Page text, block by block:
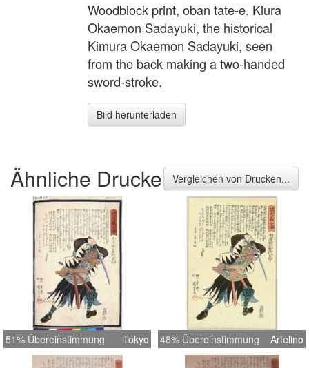
Woodblock print, oban tate-e. Kiura
Okaemon Sadayuki, the historical
Kimura Okaemon Sadayuki, seen
from the back making a two-handed
sword-stroke.
Bild herunterladen
Ähnliche Drucke Vergleichen von Drucken...
51% Übereinstimmung Tokyo 48% Übereinstimmung Artelino